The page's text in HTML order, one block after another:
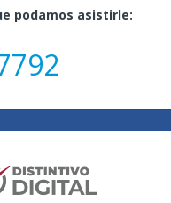
podamos asistirle: